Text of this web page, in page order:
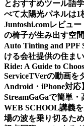
とおすすめツール語
べて太陽光パネルは1
Juntoshi.comレビュ
の椅子が生み出す空
Auto Tinting and PPF
ける会社提供の住ま
Ride: A Guide to
ServiceTVerの動画を
Android・iPhone対応
StreamGaGaで簡単
WEB SCHOOL講義
場の波を乗り切るた